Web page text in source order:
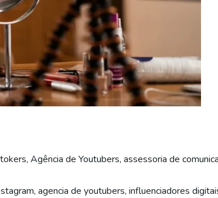
, Agência de Youtubers, assessoria de
, agencia de youtubers, influenciadores